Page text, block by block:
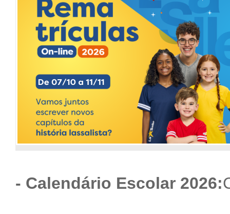
- Calendário Escolar 2026: